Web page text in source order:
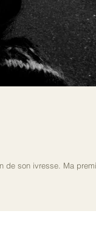
de son ivresse. Ma